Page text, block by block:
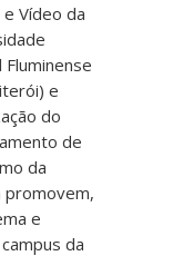
e Vídeo da
Fluminense
e
do
de
da
promovem,
e
da